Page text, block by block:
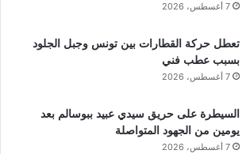
7 أغسطس، 2026
تعطل حركة القطارات بين تونس وجبل الجلود
بسبب عطب فني
7 أغسطس، 2026
السيطرة على حريق سيدي عبيد ببوسالم بعد
يومين من الجهود المتواصلة
7 أغسطس، 2026